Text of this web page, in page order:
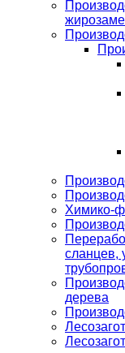
Химико-
сланцев,
дерева